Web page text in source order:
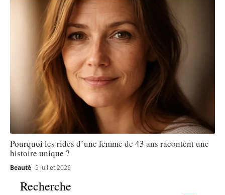
Pourquoi les rides d’une femme de 43 ans racontent une
histoire unique ?
Beauté 5 juillet 2026
Recherche